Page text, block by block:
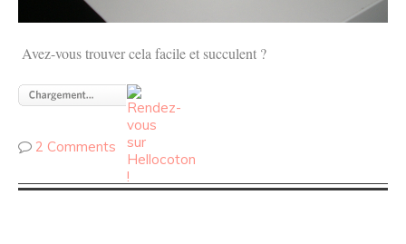
Avez-vous trouver cela facile et succulent ?
2 Comments